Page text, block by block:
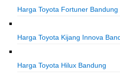
Harga Toyota Fortuner Bandung
Harga Toyota Kijang Innova
Harga Toyota Hilux Bandung